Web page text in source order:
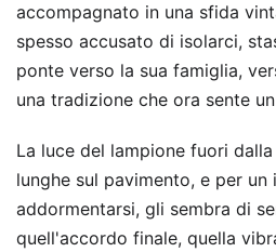
accompagnato in una sfida
spesso accusato di isolarci,
ponte verso la sua famiglia,
una tradizione che ora sente
La luce del lampione fuori
lunghe sul pavimento, e per un
addormentarsi, gli sembra di
quell'accordo finale, quella